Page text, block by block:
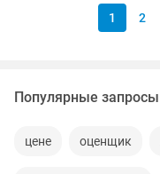
1 2
Популярные запросы
цене оценщик